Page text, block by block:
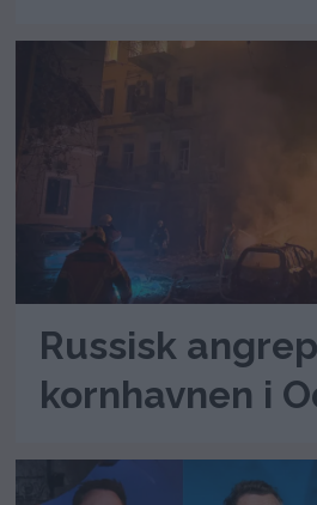
Russisk
kornhavnen i